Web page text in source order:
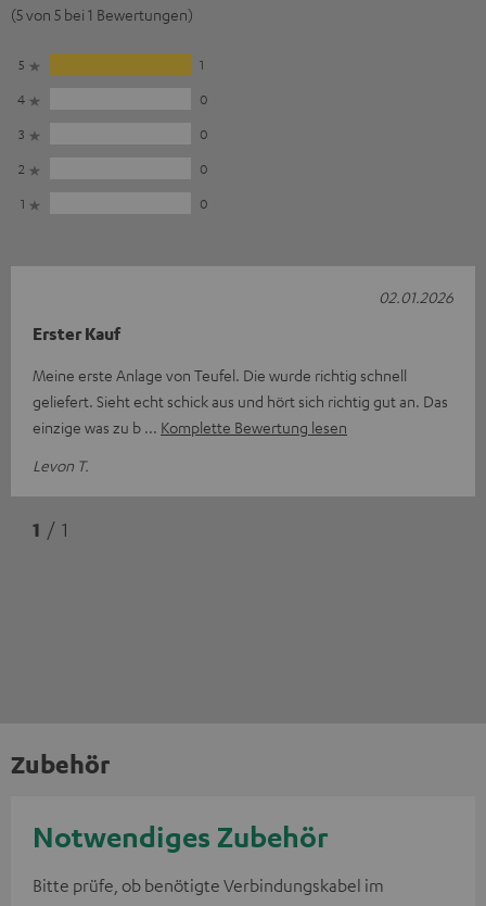
(5 von 5 bei 1 Bewertungen)
5
1
4
0
3
0
2
0
1
0
Erster Kauf
Meine erste Anlage von Teufel. Die wurde richtig schnell
geliefert. Sieht echt schick aus und hört sich richtig gut an. Das
einzige was zu b
Komplette Bewertung lesen
Levon T.
02.01.2026
1 / 1
Zubehör
Notwendiges Zubehör
Bitte prüfe, ob benötigte Verbindungskabel im